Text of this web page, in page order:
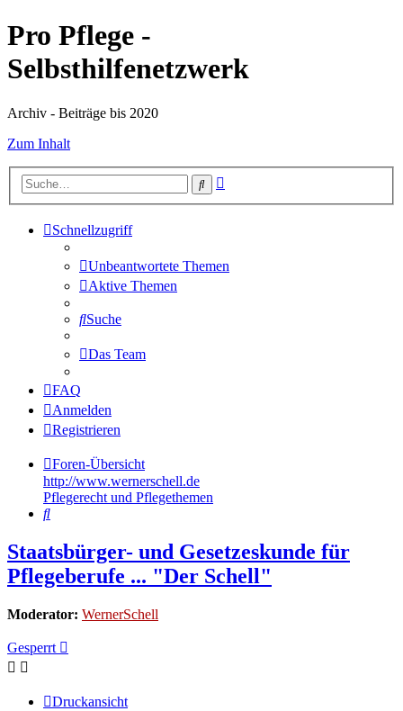
Pro Pflege -
Selbsthilfenetzwerk
Archiv - Beiträge bis 2020
Zum Inhalt
Suche
Schnellzugriff
Unbeantwortete Themen
Aktive Themen
Suche
Das Team
FAQ
Anmelden
Registrieren
Foren-Übersicht
http://www.wernerschell.de
Pflegerecht und Pflegethemen
Suche
Staatsbürger- und Gesetzeskunde für
Pflegeberufe ... "Der Schell"
Moderator: WernerSchell
Gesperrt
Druckansicht